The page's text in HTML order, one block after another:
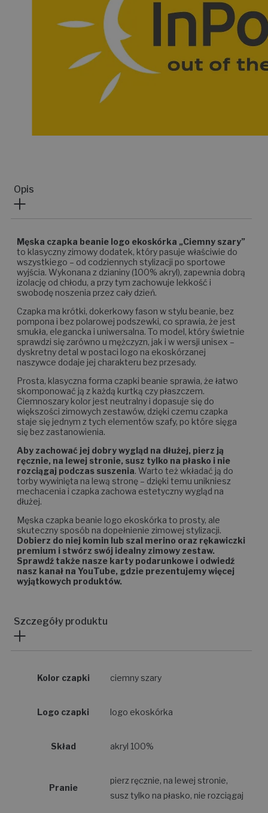
Opis
Męska czapka beanie logo ekoskórka „Ciemny szary”
to klasyczny zimowy dodatek, który pasuje właściwie do
wszystkiego – od codziennych stylizacji po sportowe
wyjścia. Wykonana z dzianiny (100% akryl), zapewnia dobrą
izolację od chłodu, a przy tym zachowuje lekkość i
swobodę noszenia przez cały dzień.
Czapka ma krótki, dokerkowy fason w stylu beanie, bez
pompona i bez polarowej podszewki, co sprawia, że jest
smukła, elegancka i uniwersalna. To model, który świetnie
sprawdzi się zarówno u mężczyzn, jak i w wersji unisex –
dyskretny detal w postaci logo na ekoskórzanej
naszywce dodaje jej charakteru bez przesady.
Prosta, klasyczna forma czapki beanie sprawia, że łatwo
skomponować ją z każdą kurtką czy płaszczem.
Ciemnoszary kolor jest neutralny i dopasuje się do
większości zimowych zestawów, dzięki czemu czapka
staje się jednym z tych elementów szafy, po które sięga
się bez zastanowienia.
Aby zachować jej dobry wygląd na dłużej, pierz ją
ręcznie, na lewej stronie, susz tylko na płasko i nie
rozciągaj podczas suszenia. Warto też wkładać ją do
torby wywinięta na lewą stronę – dzięki temu unikniesz
mechacenia i czapka zachowa estetyczny wygląd na
dłużej.
Męska czapka beanie logo ekoskórka to prosty, ale
skuteczny sposób na dopełnienie zimowej stylizacji.
Dobierz do niej komin lub szal merino oraz rękawiczki
premium i stwórz swój idealny zimowy zestaw.
Sprawdź także nasze karty podarunkowe i odwiedź
nasz kanał na YouTube, gdzie prezentujemy więcej
wyjątkowych produktów.
Szczegóły produktu
Kolor czapki ciemny szary
Logo czapki logo ekoskórka
Skład akryl 100%
Pranie
pierz ręcznie, na lewej stronie,
susz tylko na płasko, nie rozciągaj